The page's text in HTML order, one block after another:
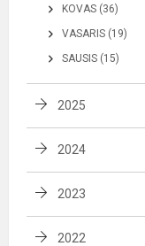
KOVAS (36)
VASARIS (19)
SAUSIS (15)
2025
2024
2023
2022